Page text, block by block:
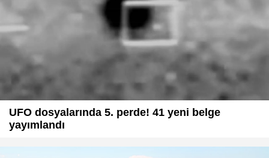
UFO dosyalarında 5. perde! 41 yeni belge
yayımlandı